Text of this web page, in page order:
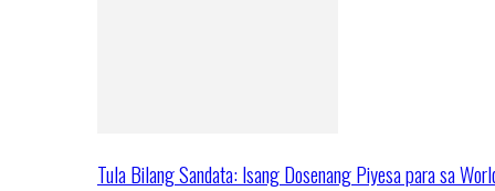
Tula Bilang Sandata: Isang Dosenang Piyesa para sa